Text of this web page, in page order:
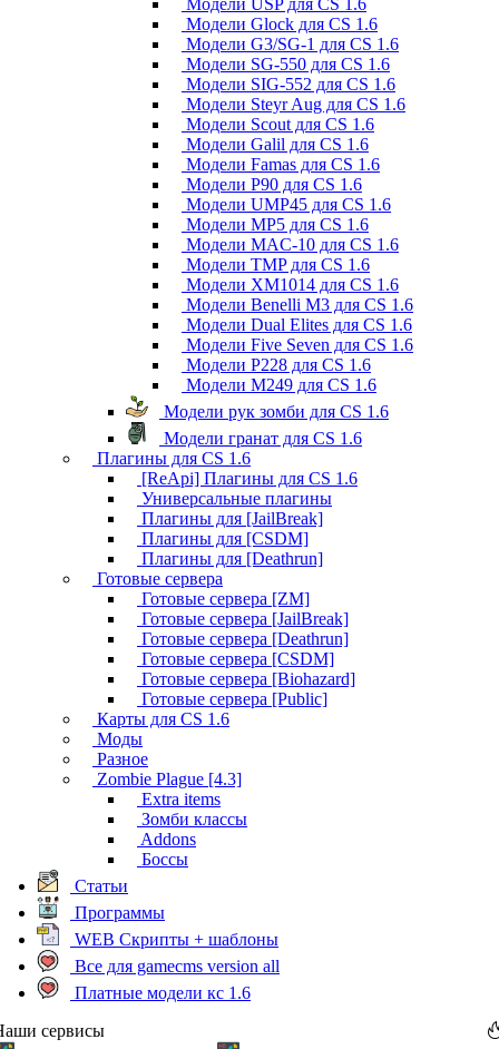
Модели Glock для CS 1.6
Модели G3/SG-1 для CS 1.6
Модели SG-550 для CS 1.6
Модели SIG-552 для CS 1.6
Модели Steyr Aug для CS 1.6
Модели Scout для CS 1.6
Модели Galil для CS 1.6
Модели Famas для CS 1.6
Модели P90 для CS 1.6
Модели UMP45 для CS 1.6
Модели MP5 для CS 1.6
Модели MAC-10 для CS 1.6
Модели TMP для CS 1.6
Модели XM1014 для CS 1.6
Модели Benelli M3 для CS 1.6
Модели Dual Elites для CS 1.6
Модели Five Seven для CS 1.6
Модели P228 для CS 1.6
Модели M249 для CS 1.6
Модели рук зомби для CS 1.6
Модели гранат для CS 1.6
Плагины для CS 1.6
[ReApi] Плагины для CS 1.6
Универсальные плагины
Плагины для [JailBreak]
Плагины для [CSDM]
Плагины для [Deathrun]
Готовые сервера
Готовые сервера [ZM]
Готовые сервера [JailBreak]
Готовые сервера [Deathrun]
Готовые сервера [CSDM]
Готовые сервера [Biohazard]
Готовые сервера [Public]
Карты для CS 1.6
Моды
Разное
Zombie Plague [4.3]
Extra items
Зомби классы
Addons
Боссы
Статьи
Программы
WEB Скрипты + шаблоны
Все для gamecms version all
Платные модели кс 1.6
сервисы